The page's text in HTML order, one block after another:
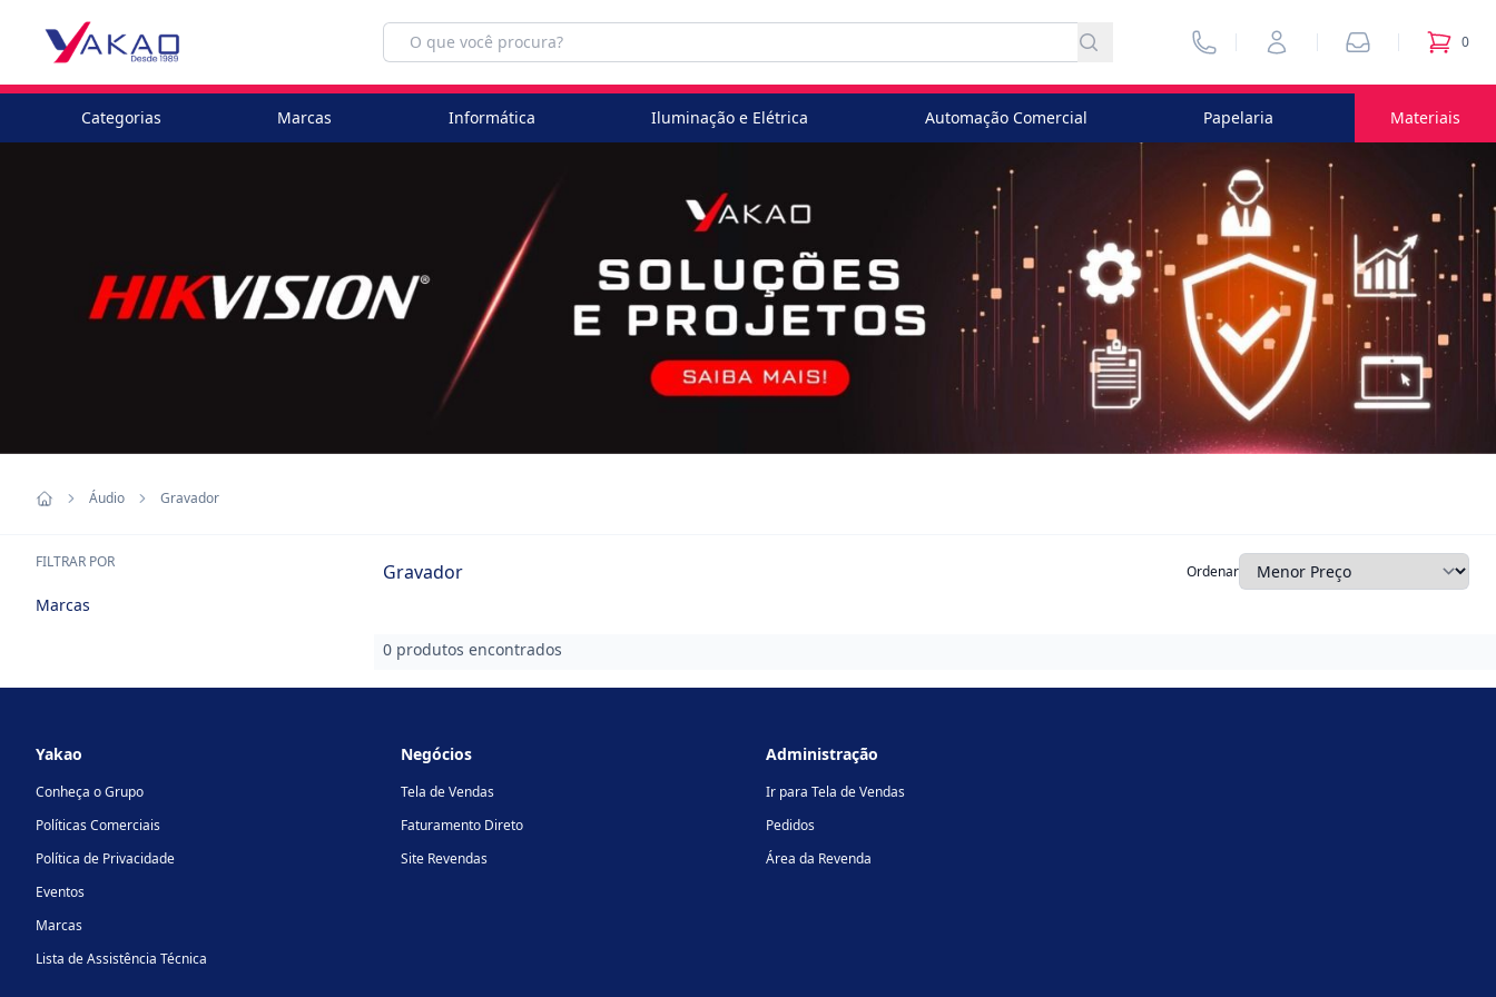
VendedoresMinha ContaPedidos 0
itens
Categorias Marcas Informática Iluminação e Elétrica Automação Comercial Papelaria Materiais
Áudio Gravador
FILTRAR POR Gravador Ordenar
Marcas
0 produtos encontrados
Yakao
Conheça o Grupo
Políticas Comerciais
Política de Privacidade
Eventos
Marcas
Lista de Assistência Técnica
Negócios
Tela de Vendas
Faturamento Direto
Site Revendas
Administração
Ir para Tela de Vendas
Pedidos
Área da Revenda